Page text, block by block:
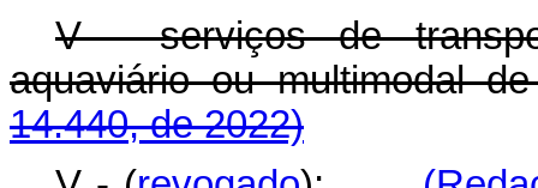
V - serviços de
aquaviário ou
14.440, de 2022)